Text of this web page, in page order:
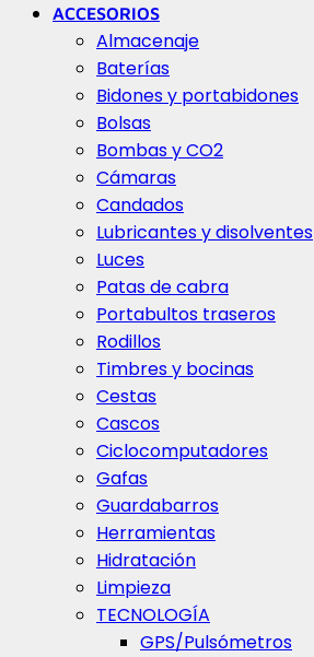
ACCESORIOS
Almacenaje
Baterías
Bidones y portabidones
Bolsas
Bombas y CO2
Cámaras
Candados
Lubricantes y disolventes
Luces
Patas de cabra
Portabultos traseros
Rodillos
Timbres y bocinas
Cestas
Cascos
Ciclocomputadores
Gafas
Guardabarros
Herramientas
Hidratación
Limpieza
TECNOLOGÍA
GPS/Pulsómetros